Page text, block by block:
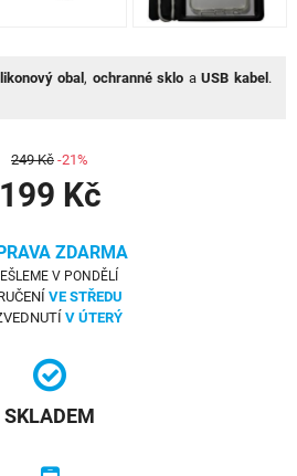
obal, ochranné sklo aUSB kabel.
249 Kč -21%
199 Kč
ZDARMA
V PONDĚLÍ
VE STŘEDU
V ÚTERÝ
SKLADEM